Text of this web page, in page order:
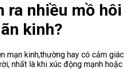
ra nhiều mồ hôi
kinh?
mạn kinh,thường hay có cảm giác
nhất là khi xúc động mạnh hoặc